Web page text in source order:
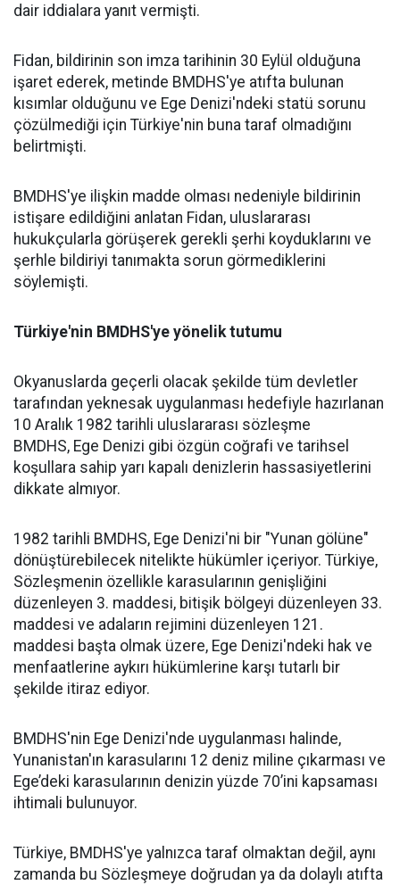
dair iddialara yanıt vermişti.
Fidan, bildirinin son imza tarihinin 30 Eylül olduğuna
işaret ederek, metinde BMDHS'ye atıfta bulunan
kısımlar olduğunu ve Ege Denizi'ndeki statü sorunu
çözülmediği için Türkiye'nin buna taraf olmadığını
belirtmişti.
BMDHS'ye ilişkin madde olması nedeniyle bildirinin
istişare edildiğini anlatan Fidan, uluslararası
hukukçularla görüşerek gerekli şerhi koyduklarını ve
şerhle bildiriyi tanımakta sorun görmediklerini
söylemişti.
Türkiye'nin BMDHS'ye yönelik tutumu
Okyanuslarda geçerli olacak şekilde tüm devletler
tarafından yeknesak uygulanması hedefiyle hazırlanan
10 Aralık 1982 tarihli uluslararası sözleşme
BMDHS, Ege Denizi gibi özgün coğrafi ve tarihsel
koşullara sahip yarı kapalı denizlerin hassasiyetlerini
dikkate almıyor.
1982 tarihli BMDHS, Ege Denizi'ni bir "Yunan gölüne"
dönüştürebilecek nitelikte hükümler içeriyor. Türkiye,
Sözleşmenin özellikle karasularının genişliğini
düzenleyen 3. maddesi, bitişik bölgeyi düzenleyen 33.
maddesi ve adaların rejimini düzenleyen 121.
maddesi başta olmak üzere, Ege Denizi'ndeki hak ve
menfaatlerine aykırı hükümlerine karşı tutarlı bir
şekilde itiraz ediyor.
BMDHS'nin Ege Denizi'nde uygulanması halinde,
Yunanistan'ın karasularını 12 deniz miline çıkarması ve
Ege’deki karasularının denizin yüzde 70’ini kapsaması
ihtimali bulunuyor.
Türkiye, BMDHS'ye yalnızca taraf olmaktan değil, aynı
zamanda bu Sözleşmeye doğrudan ya da dolaylı atıfta